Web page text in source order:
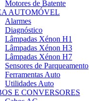
Motores de Batente
AUTOMÓVEL
Alarmes
Diagnóstico
Lâmpadas Xénon H1
Lâmpadas Xénon H3
Lâmpadas Xénon H7
Sensores de Parqueamento
Ferramentas Auto
Utilidades Auto
E CONVERSORES